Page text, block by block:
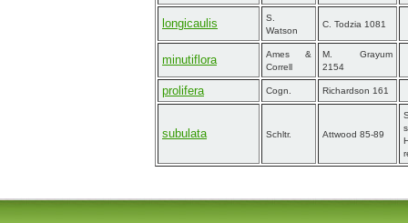
longicaulis
S.
Watson
C. Todzia 1081
minutiflora
Ames &
Correll
M. Grayum
2154
prolifera Cogn. Richardson 161
subulata Schltr. Attwood 85-89